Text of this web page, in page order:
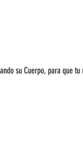
su Cuerpo, para que